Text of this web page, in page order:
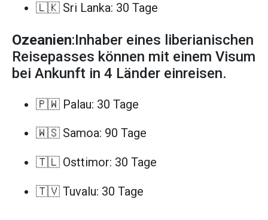
🇱🇰 Sri Lanka: 30 Tage
Ozeanien:Inhaber eines liberianischen
Reisepasses können mit einem Visum
bei Ankunft in 4 Länder einreisen.
🇵🇼 Palau: 30 Tage
🇼🇸 Samoa: 90 Tage
🇹🇱 Osttimor: 30 Tage
🇹🇻 Tuvalu: 30 Tage